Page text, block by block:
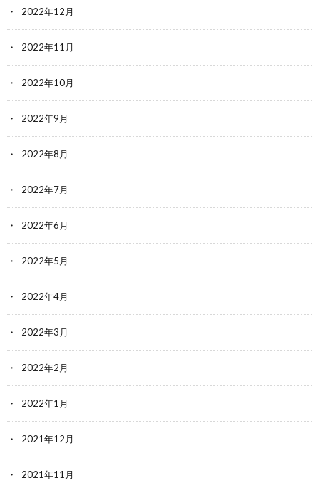
2022年12月
2022年11月
2022年10月
2022年9月
2022年8月
2022年7月
2022年6月
2022年5月
2022年4月
2022年3月
2022年2月
2022年1月
2021年12月
2021年11月